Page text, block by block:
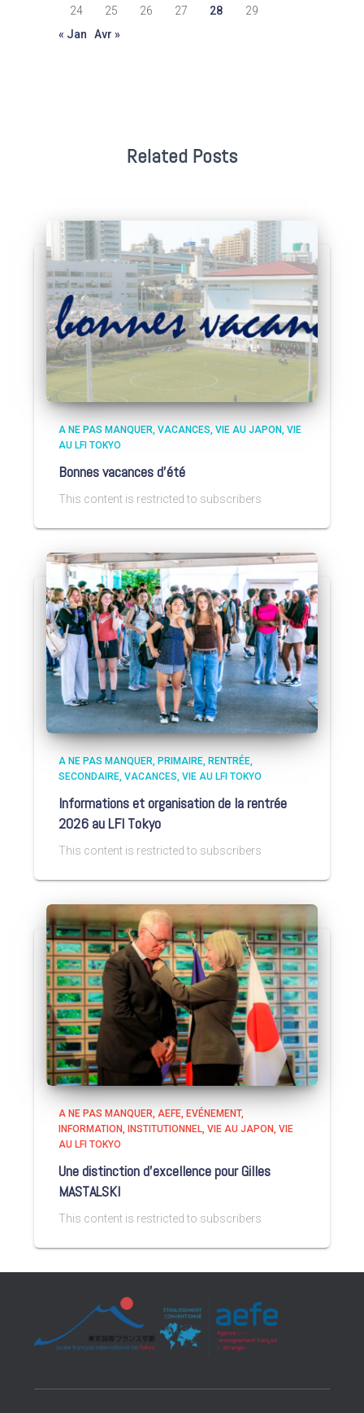
24 25 26 27 28
29
« Jan
Avr »
Related Posts
A NE PAS MANQUER VACANCES VIE AU JAPON VIE
AU LFI TOKYO
Bonnes vacances d’été
This content is restricted to subscribers
A NE PAS MANQUER PRIMAIRE RENTRÉE
SECONDAIRE VACANCES VIE AU LFI TOKYO
Informations et organisation de la rentrée
2026 au LFI Tokyo
This content is restricted to subscribers
A NE PAS MANQUER AEFE EVÉNEMENT
INFORMATION
INSTITUTIONNEL VIE AU JAPON VIE
AU LFI TOKYO
Une distinction d’excellence pour Gilles
MASTALSKI
This content is restricted to subscribers